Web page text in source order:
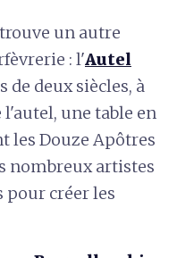
un autre
: l'Autel
de deux siècles, à
une table en
les Douze Apôtres
nombreux artistes
pour créer les